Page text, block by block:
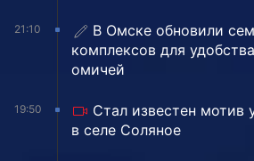
21:10
В Омске обновили
комплексов для
омичей
19:50
Стал известен мотив
в селе Соляное